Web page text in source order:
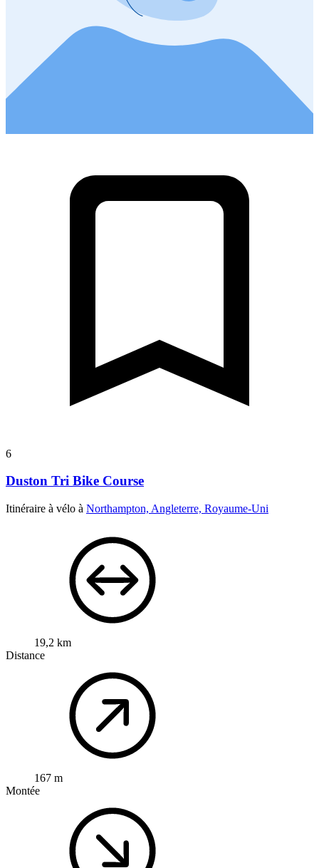
6
Duston Tri Bike Course
Itinéraire à vélo à Northampton, Angleterre, Royaume-Uni
19,2 km
Distance
167 m
Montée